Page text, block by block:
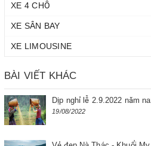
XE 4 CHỖ
XE SÂN BAY
XE LIMOUSINE
BÀI VIẾT KHÁC
Dịp nghỉ lễ 2.9.2022 năm
19/08/2022